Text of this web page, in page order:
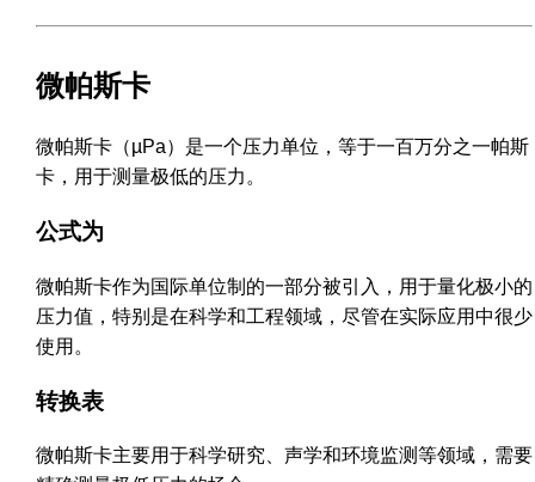
微帕斯卡
微帕斯卡（µPa）是一个压力单位，等于一百万分之一帕斯
卡，用于测量极低的压力。
公式为
微帕斯卡作为国际单位制的一部分被引入，用于量化极小的
压力值，特别是在科学和工程领域，尽管在实际应用中很少
使用。
转换表
微帕斯卡主要用于科学研究、声学和环境监测等领域，需要